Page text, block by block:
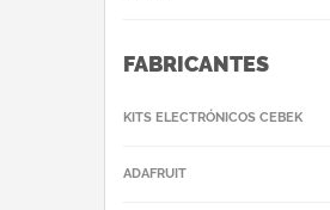
FABRICANTES
KITS ELECTRÓNICOS CEBEK
ADAFRUIT